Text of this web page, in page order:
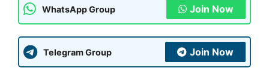
WhatsApp Group Join Now
Telegram Group Join Now